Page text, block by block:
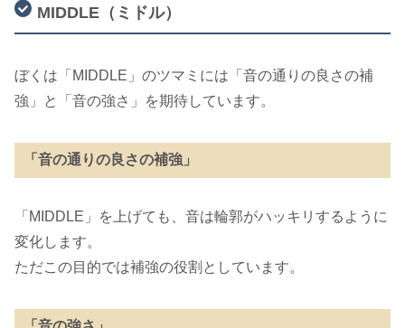
MIDDLE（ミドル）
ぼくは「MIDDLE」のツマミには「音の通りの良さの補
強」と「音の強さ」を期待しています。
「音の通りの良さの補強」
「MIDDLE」を上げても、音は輪郭がハッキリするように
変化します。
ただこの目的では補強の役割としています。